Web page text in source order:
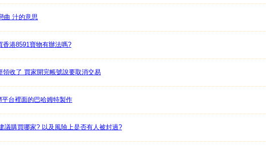
曲 汁的意思
香港8591寶物有辦法嗎?
領收了 買家開完帳號說要取消交易
平台裡面的巴哈姆特製作
議購買哪家? 以及風險上是否有人被封過?